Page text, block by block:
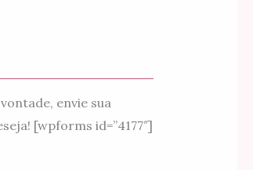
envie sua
[wpforms id=”4177″]